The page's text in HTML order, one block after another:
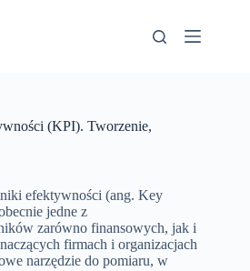
(KPI). Tworzenie,
efektywności (ang. Key
jedne z
zarówno finansowych, jak i
firmach i organizacjach
narzędzie do pomiaru, w